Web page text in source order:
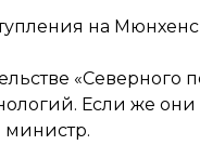
на
«Северного
Если же
министр.